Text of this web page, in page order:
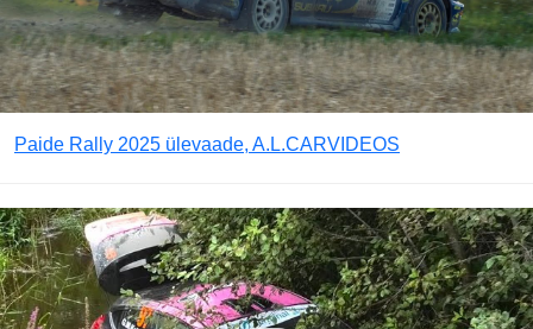
Paide Rally 2025 ülevaade, A.L.CARVIDEOS